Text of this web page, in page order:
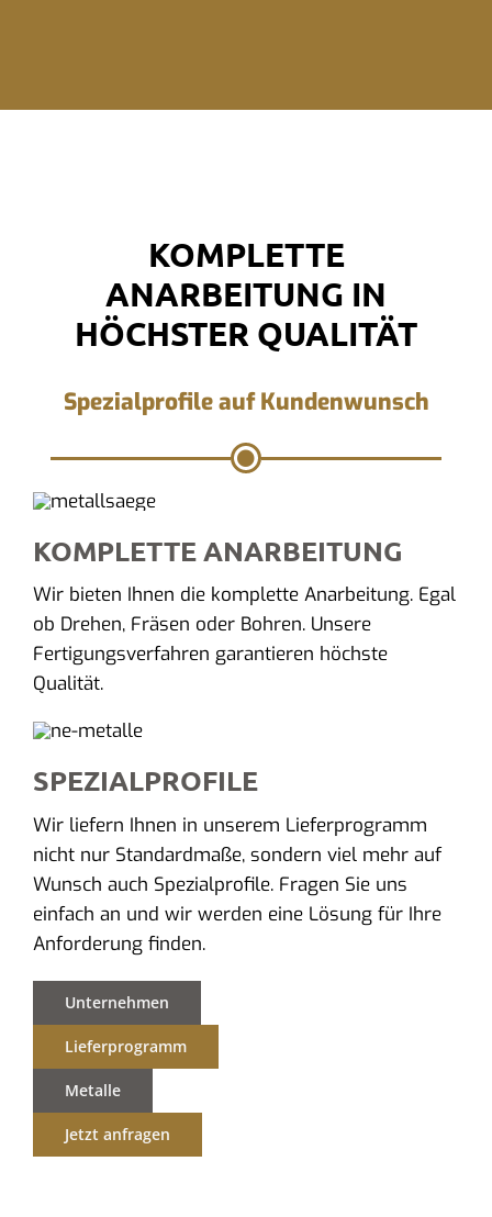
KOMPLETTE
ANARBEITUNG IN
HÖCHSTER QUALITÄT
Spezialprofile auf Kundenwunsch
KOMPLETTE ANARBEITUNG
Wir bieten Ihnen die komplette Anarbeitung. Egal
ob Drehen, Fräsen oder Bohren. Unsere
Fertigungsverfahren garantieren höchste
Qualität.
SPEZIALPROFILE
Wir liefern Ihnen in unserem Lieferprogramm
nicht nur Standardmaße, sondern viel mehr auf
Wunsch auch Spezialprofile. Fragen Sie uns
einfach an und wir werden eine Lösung für Ihre
Anforderung finden.
Unternehmen
Lieferprogramm
Metalle
Jetzt anfragen